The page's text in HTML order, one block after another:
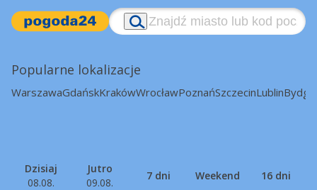
Popularne lokalizacje
WarszawaGdańskKrakówWrocławPoznańSzczecinLublin
Dzisiaj
08.08.
Jutro
09.08.
7 dni Weekend 16 dni